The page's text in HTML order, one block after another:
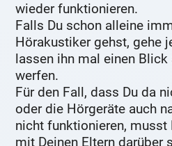
wieder funktionieren.
Falls Du schon alleine
Hörakustiker gehst, gehe
lassen ihn mal einen
werfen.
Für den Fall, dass Du da
oder die Hörgeräte auch
nicht funktionieren, musst
mit Deinen Eltern darüber